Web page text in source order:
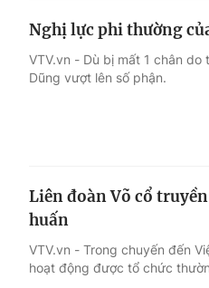
Nghị lực phi thường
VTV.vn - Dù bị mất 1 chân
Dũng vượt lên số phận.
Liên đoàn Võ cổ
huấn
VTV.vn - Trong chuyến đến
hoạt động được tổ chức